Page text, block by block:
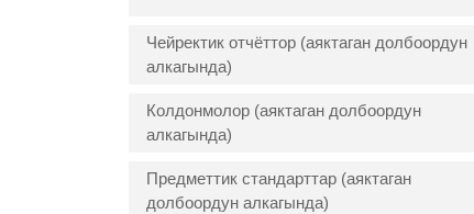
Чейректик отчёттор (аяктаган долбоордун
алкагында)
Колдонмолор (аяктаган долбоордун
алкагында)
Предметтик стандарттар (аяктаган
долбоордун алкагында)